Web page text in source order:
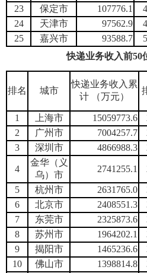
23
保定市 107776.1
24
天津市 97562.9
25
嘉兴市 93588.7
快递业务收入前50
排名 城市
快递业务收入累
计 （万元）
1
上海市 15059773.6
2
广州市 7004257.7
3
深圳市 4866988.3
4
金华（义
乌）市
2741255.1
5 杭州市 2631765.0
6
北京市 2408551.3
7
东莞市 2325873.6
8
苏州市 1964202.1
9
揭阳市 1465236.6
10
佛山市 1398814.8